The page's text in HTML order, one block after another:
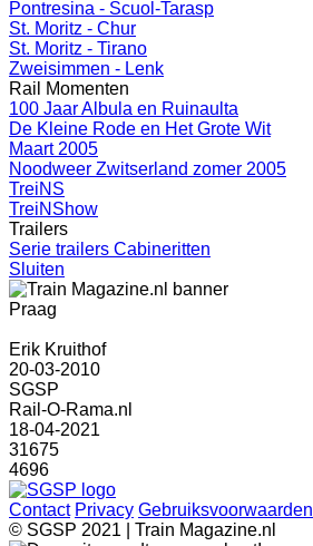
Pontresina - Scuol-Tarasp
St. Moritz - Chur
St. Moritz - Tirano
Zweisimmen - Lenk
Rail Momenten
100 Jaar Albula en Ruinaulta
De Kleine Rode en Het Grote Wit
Maart 2005
Noodweer Zwitserland zomer 2005
TreiNS
TreiNShow
Trailers
Serie trailers Cabineritten
Sluiten
Praag
Erik Kruithof
20-03-2010
SGSP
Rail-O-Rama.nl
18-04-2021
31675
4696
Contact Privacy Gebruiksvoorwaarden
© SGSP 2021 | Train Magazine.nl